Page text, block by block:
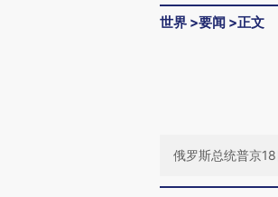
世界 >要闻 >正文
俄罗斯总统普京